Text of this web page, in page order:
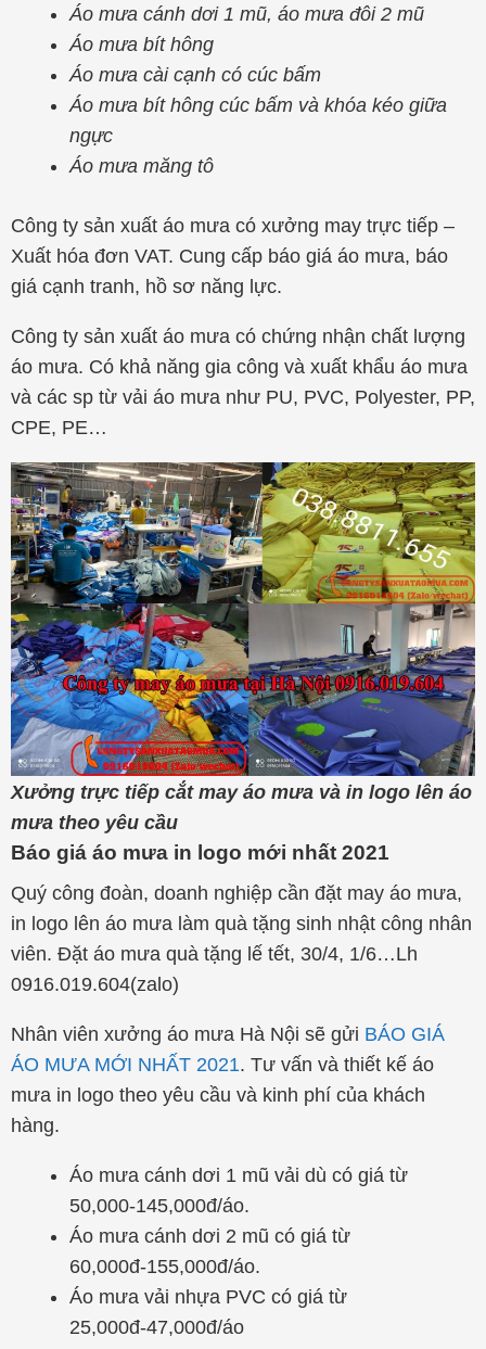
Áo mưa cánh dơi 1 mũ, áo mưa đôi 2 mũ
Áo mưa bít hông
Áo mưa cài cạnh có cúc bấm
Áo mưa bít hông cúc bấm và khóa kéo giữa
ngực
Áo mưa măng tô
Công ty sản xuất áo mưa có xưởng may trực tiếp –
Xuất hóa đơn VAT. Cung cấp báo giá áo mưa, báo
giá cạnh tranh, hồ sơ năng lực.
Công ty sản xuất áo mưa có chứng nhận chất lượng
áo mưa. Có khả năng gia công và xuất khẩu áo mưa
và các sp từ vải áo mưa như PU, PVC, Polyester, PP,
CPE, PE…
Xưởng trực tiếp cắt may áo mưa và in logo lên áo
mưa theo yêu cầu
Báo giá áo mưa in logo mới nhất 2021
Quý công đoàn, doanh nghiệp cần đặt may áo mưa,
in logo lên áo mưa làm quà tặng sinh nhật công nhân
viên. Đặt áo mưa quà tặng lế tết, 30/4, 1/6…Lh
0916.019.604(zalo)
Nhân viên xưởng áo mưa Hà Nội sẽ gửi BÁO GIÁ
ÁO MƯA MỚI NHẤT 2021. Tư vấn và thiết kế áo
mưa in logo theo yêu cầu và kinh phí của khách
hàng.
Áo mưa cánh dơi 1 mũ vải dù có giá từ
50,000-145,000đ/áo.
Áo mưa cánh dơi 2 mũ có giá từ
60,000đ-155,000đ/áo.
Áo mưa vải nhựa PVC có giá từ
25,000đ-47,000đ/áo